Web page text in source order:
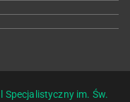
Specjalistyczny im. Św.